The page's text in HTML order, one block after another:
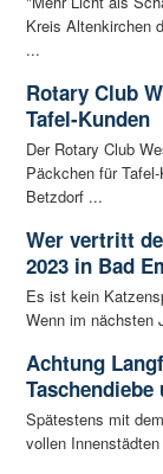
Kreis Altenkirchen
...
Rotary Club
Tafel-Kunden
Der Rotary Club
Päckchen für
Betzdorf ...
Wer vertritt
2023 in Bad
Es ist kein
Wenn im nächsten
Achtung
Spätestens mit
vollen